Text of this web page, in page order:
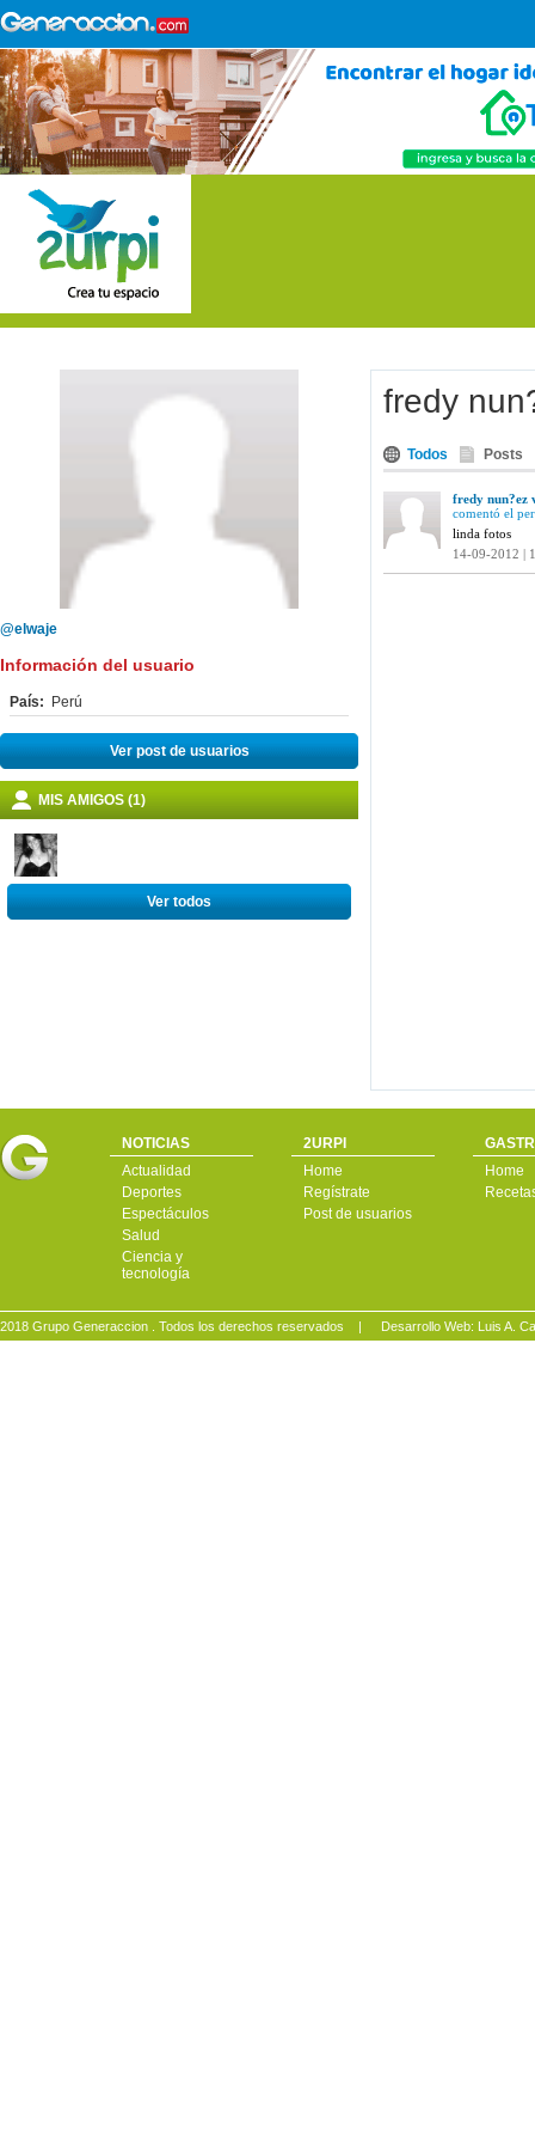
@elwaje
Información del usuario
País: Perú
Ver post de usuarios
MIS AMIGOS (1)
Ver todos
fredy
Todos Posts
fredy nun?ez
comentó el
linda fotos
14-09-2012 |
NOTICIAS
Actualidad
Deportes
Espectáculos
Salud
Ciencia y
tecnología
2URPI
Home
Regístrate
Post de usuarios
Home
2018 Grupo Generaccion . Todos los derechos reservados | Desarrollo Web: Luis